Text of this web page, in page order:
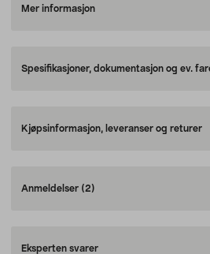
Mer informasjon
Spesifikasjoner, dokumentasjon og ev.
Kjøpsinformasjon, leveranser og returer
Anmeldelser (2)
Eksperten svarer